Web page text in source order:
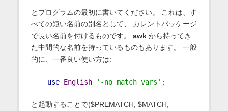
とプログラムの最初に書いてください。 これは、す
べての短い名前の別名として、 カレントパッケージ
で長い名前を付けるものです。 awkから持ってき
た中間的な名前を持っているものもあります。 一般
的に、一番良い使い方は:
use English '-no_match_vars' ;
と起動することで($PREMATCH, $MATCH,